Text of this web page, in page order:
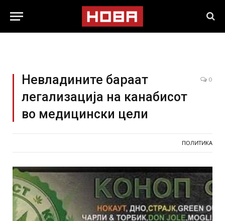
Невладините бараат
легализација на канабисот
во медицински цели
0
ПОЛИТИКА